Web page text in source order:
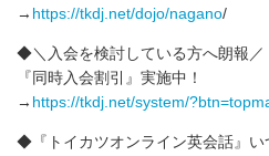
→ https://tkdj.net/dojo/nagano/
◆＼入会を検討している方へ朗報／
『同時入会割引』実施中！
→ https://tkdj.net/system/
◆『トイカツオンライン英会話』い